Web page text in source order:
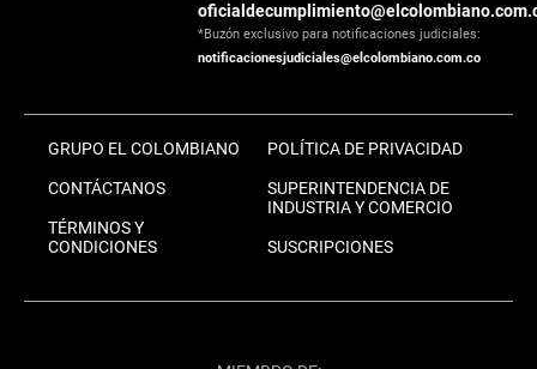
*Buzón exclusivo para notificaciones judiciales:
notificacionesjudiciales@elcolombiano.com.co
GRUPO EL COLOMBIANO
CONTÁCTANOS
TÉRMINOS Y
CONDICIONES
POLÍTICA DE PRIVACIDAD
SUPERINTENDENCIA DE
INDUSTRIA Y COMERCIO
SUSCRIPCIONES